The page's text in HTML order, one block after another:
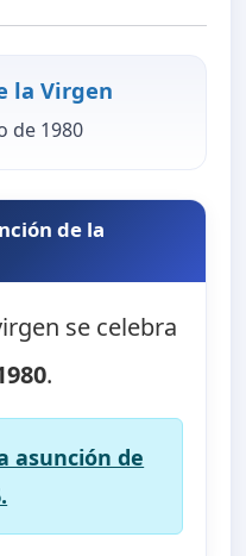
la Virgen
de 1980
de la
se celebra
.
asunción de